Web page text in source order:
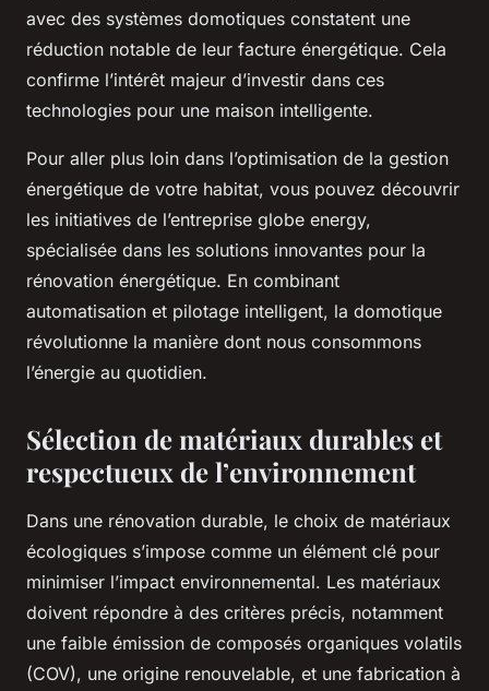
avec des systèmes domotiques constatent une
réduction notable de leur facture énergétique. Cela
confirme l’intérêt majeur d’investir dans ces
technologies pour une maison intelligente.
Pour aller plus loin dans l’optimisation de la gestion
énergétique de votre habitat, vous pouvez découvrir
les initiatives de l’entreprise globe energy,
spécialisée dans les solutions innovantes pour la
rénovation énergétique. En combinant
automatisation et pilotage intelligent, la domotique
révolutionne la manière dont nous consommons
l’énergie au quotidien.
Sélection de matériaux durables et
respectueux de l’environnement
Dans une rénovation durable, le choix de matériaux
écologiques s’impose comme un élément clé pour
minimiser l’impact environnemental. Les matériaux
doivent répondre à des critères précis, notamment
une faible émission de composés organiques volatils
(COV), une origine renouvelable, et une fabrication à